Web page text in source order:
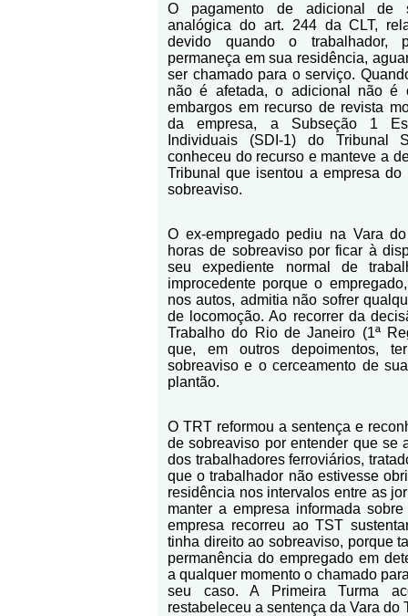
O pagamento de adicional de
analógica do art. 244 da CLT,
devido quando o trabalhador,
permaneça em sua residência,
ser chamado para o serviço.
não é afetada, o adicional não é
embargos em recurso de revista
da empresa, a Subseção 1
Individuais (SDI-1) do Tribunal
conheceu do recurso e manteve a
Tribunal que isentou a empresa
sobreaviso.
O ex-empregado pediu na Vara
horas de sobreaviso por ficar à
seu expediente normal de
improcedente porque o
nos autos, admitia não sofrer
de locomoção. Ao recorrer da
Trabalho do Rio de Janeiro (1ª
que, em outros depoimentos,
sobreaviso e o cerceamento de
plantão.
O TRT reformou a sentença e
de sobreaviso por entender que se
dos trabalhadores ferroviários,
que o trabalhador não estivesse
residência nos intervalos entre as
manter a empresa informada
empresa recorreu ao TST
tinha direito ao sobreaviso, porque
permanência do empregado em
a qualquer momento o chamado
seu caso. A Primeira Turma
restabeleceu a sentença da Vara do